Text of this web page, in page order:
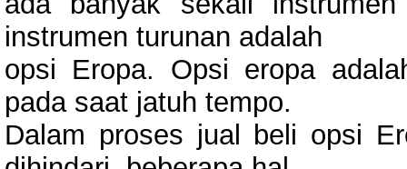
instrumen turunan adalah
opsi Eropa. Opsi eropa
pada saat jatuh tempo.
Dalam proses jual beli opsi